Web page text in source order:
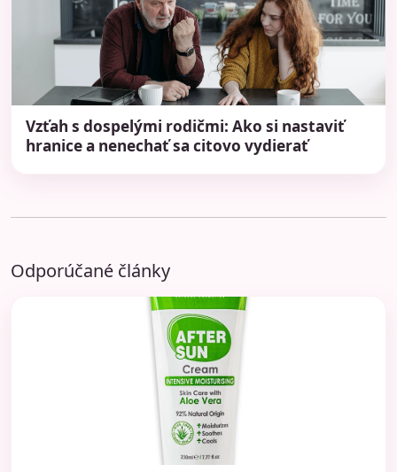
Vzťah s dospelými rodičmi: Ako si nastaviť
hranice a nenechať sa citovo vydierať
Odporúčané články